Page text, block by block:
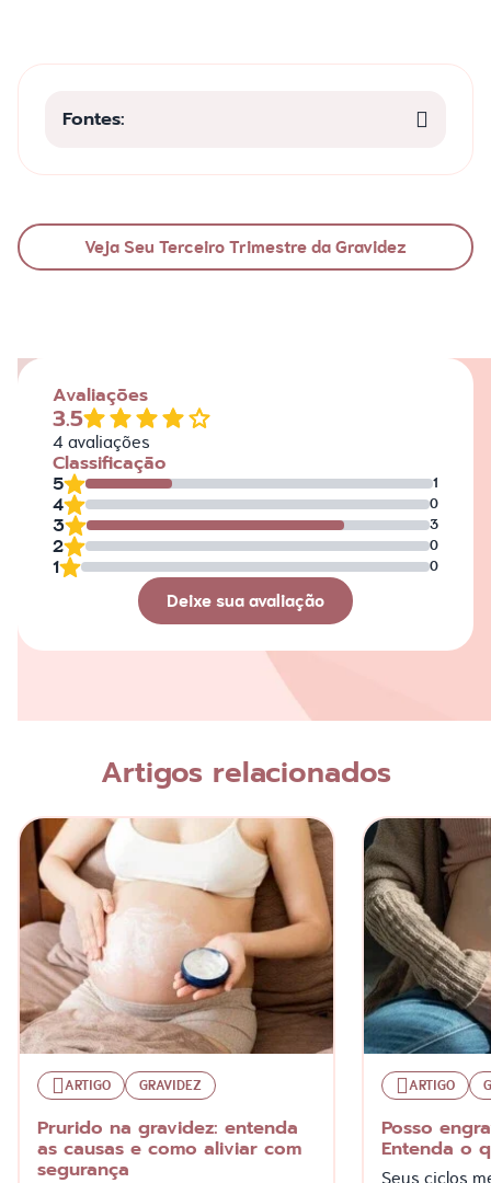
Fontes:
Veja Seu Terceiro Trimestre da Gravidez
Avaliações
3.5
4avaliações
Classificação
5 1
4 0
3 3
2 0
1 0
Deixe sua avaliação
Escreva a sua opinião
Artigos relacionados
ARTIGO GRAVIDEZ
Prurido na gravidez: entenda
as causas e como aliviar com
segurança
ARTIGO
Posso
Entenda o